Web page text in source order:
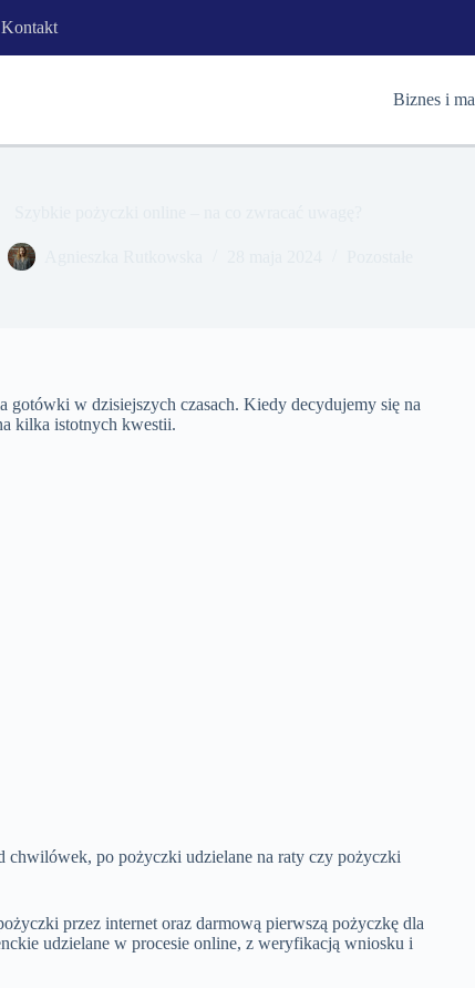
Kontakt
Biznes i
gotówki w dzisiejszych czasach. Kiedy decydujemy się na
kilka istotnych kwestii.
chwilówek, po pożyczki udzielane na raty czy pożyczki
przez internet oraz darmową pierwszą pożyczkę dla
udzielane w procesie online, z weryfikacją wniosku i